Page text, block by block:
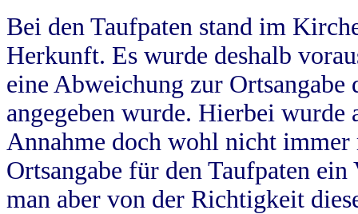
Bei den Taufpaten stand im
Herkunft. Es wurde deshalb
eine Abweichung zur
angegeben wurde. Hierbei wurde
Annahme doch wohl nicht
Ortsangabe für den Taufpaten
man aber von der Richtigkeit